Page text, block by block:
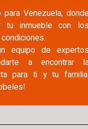
para Venezuela,
tu inmueble con
equipo de
a encontrar
para ti y tu